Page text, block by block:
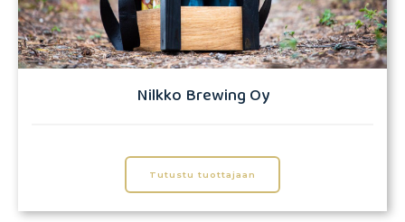
Nilkko Brewing Oy
Tutustu tuottajaan